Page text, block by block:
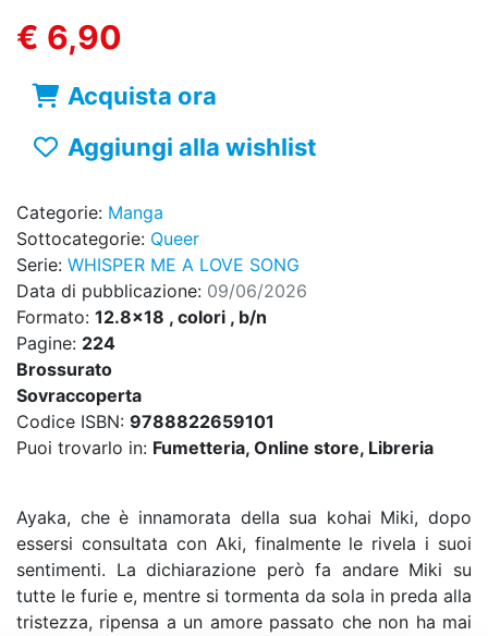
€ 6,90
Acquista ora
Aggiungi alla wishlist
Categorie: Manga
Sottocategorie: Queer
Serie: WHISPER ME A LOVE SONG
Data di pubblicazione: 09/06/2026
Formato: 12.8x18 , colori , b/n
Pagine: 224
Brossurato
Sovraccoperta
Codice ISBN: 9788822659101
Puoi trovarlo in: Fumetteria, Online store, Libreria
Ayaka, che è innamorata della sua kohai Miki, dopo
essersi consultata con Aki, finalmente le rivela i suoi
sentimenti. La dichiarazione però fa andare Miki su
tutte le furie e, mentre si tormenta da sola in preda alla
tristezza, ripensa a un amore passato che non ha mai